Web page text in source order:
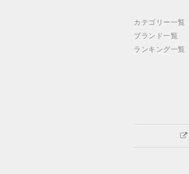
カテゴリー一覧
ブランド一覧
ランキング一覧